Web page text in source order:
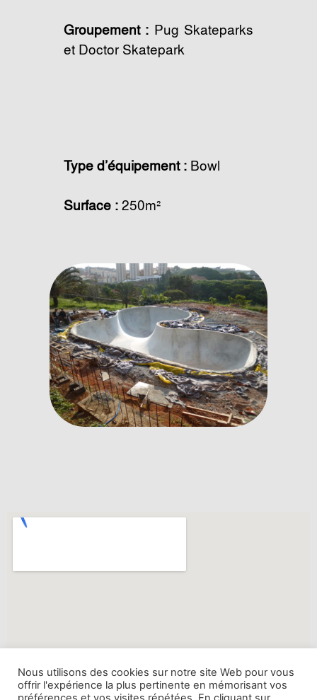
Groupement : Pug Skateparks
et Doctor Skatepark
Type d’équipement : Bowl
Surface :250m²
Nous utilisons des cookies sur notre site Web pour vous
offrir l'expérience la plus pertinente en mémorisant vos